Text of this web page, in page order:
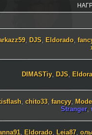
, DJS Eldorado,
DIMASTiy, DJS,
, chito33, fancyy,
Stranger,
, Eldorado, Leia87,